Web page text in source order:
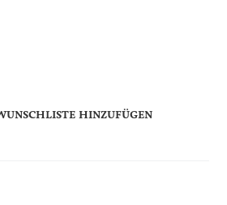
HINZUFÜGEN